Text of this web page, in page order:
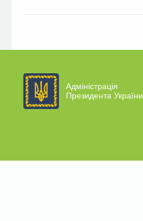
Адміністрація
Президента України